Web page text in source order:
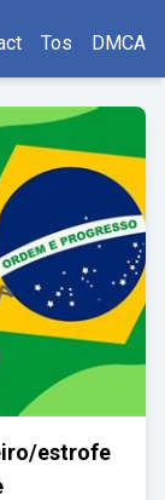
Tos DMCA
estrofe